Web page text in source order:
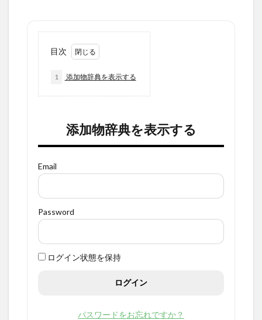
目次
1 添加物辞典を表示する
添加物辞典を表示する
Email
Password
ログイン状態を保持
パスワードをお忘れですか？